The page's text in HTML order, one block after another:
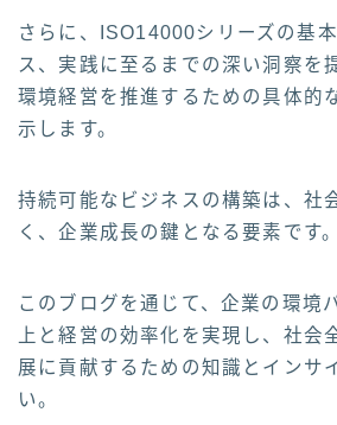
さらに、ISO14000シリーズの基
ス、実践に至るまでの深い洞察を
環境経営を推進するための具体的
示します。
持続可能なビジネスの構築は、社
く、企業成長の鍵となる要素です。
このブログを通じて、企業の環境
上と経営の効率化を実現し、社会
展に貢献するための知識とインサ
い。